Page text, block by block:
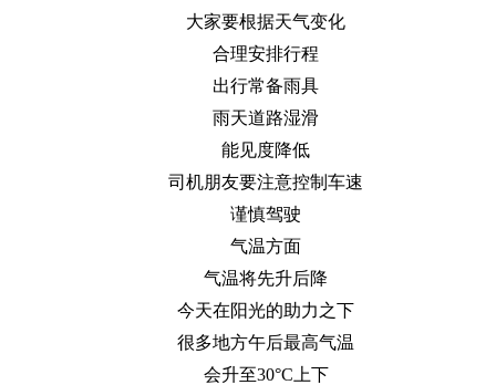
大家要根据天气变化
合理安排行程
出行常备雨具
雨天道路湿滑
能见度降低
司机朋友要注意控制车速
谨慎驾驶
气温方面
气温将先升后降
今天在阳光的助力之下
很多地方午后最高气温
会升至30°C上下